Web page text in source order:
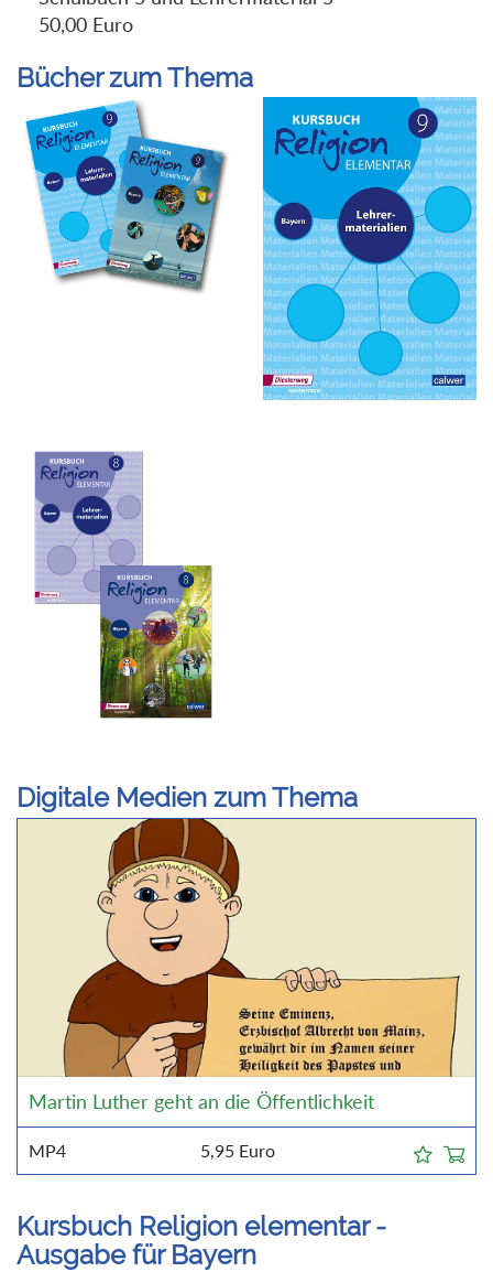
50,00 Euro
Bücher zum Thema
Digitale Medien zum Thema
Martin Luther geht an die Öffentlichkeit
MP4 5,95 Euro
Kursbuch Religion elementar -
Ausgabe für Bayern